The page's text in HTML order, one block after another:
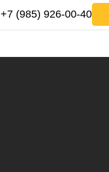
+7 (985) 926-00-40